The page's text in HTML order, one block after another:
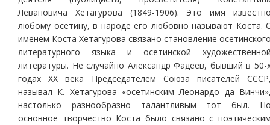
Левановича Хетагурова (1849-1906). Это имя
любому осетину, в народе его любовно называют Коста.
именем Коста Хетагурова связано становление
литературного языка и осетинской
литературы. Не случайно Александр Фадеев, бывший в 50-
годах ХХ века Председателем Союза писателей
называл К. Хетагурова «осетинским Леонардо да
настолько разнообразно талантливым тот был.
основное творчество Коста было связано с